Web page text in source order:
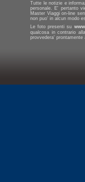
Tutte le notizie e
personale. E' pertanto
Master Viaggi on-line
non puo' in alcun modo
Le foto presenti su
qualcosa in contrario
provvedera'